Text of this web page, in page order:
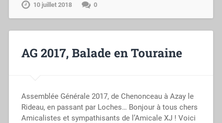
10 juillet 2018 0
AG 2017, Balade en Touraine
Assemblée Générale 2017, de Chenonceau à Azay le
Rideau, en passant par Loches… Bonjour à tous chers
Amicalistes et sympathisants de l’Amicale XJ ! Voici